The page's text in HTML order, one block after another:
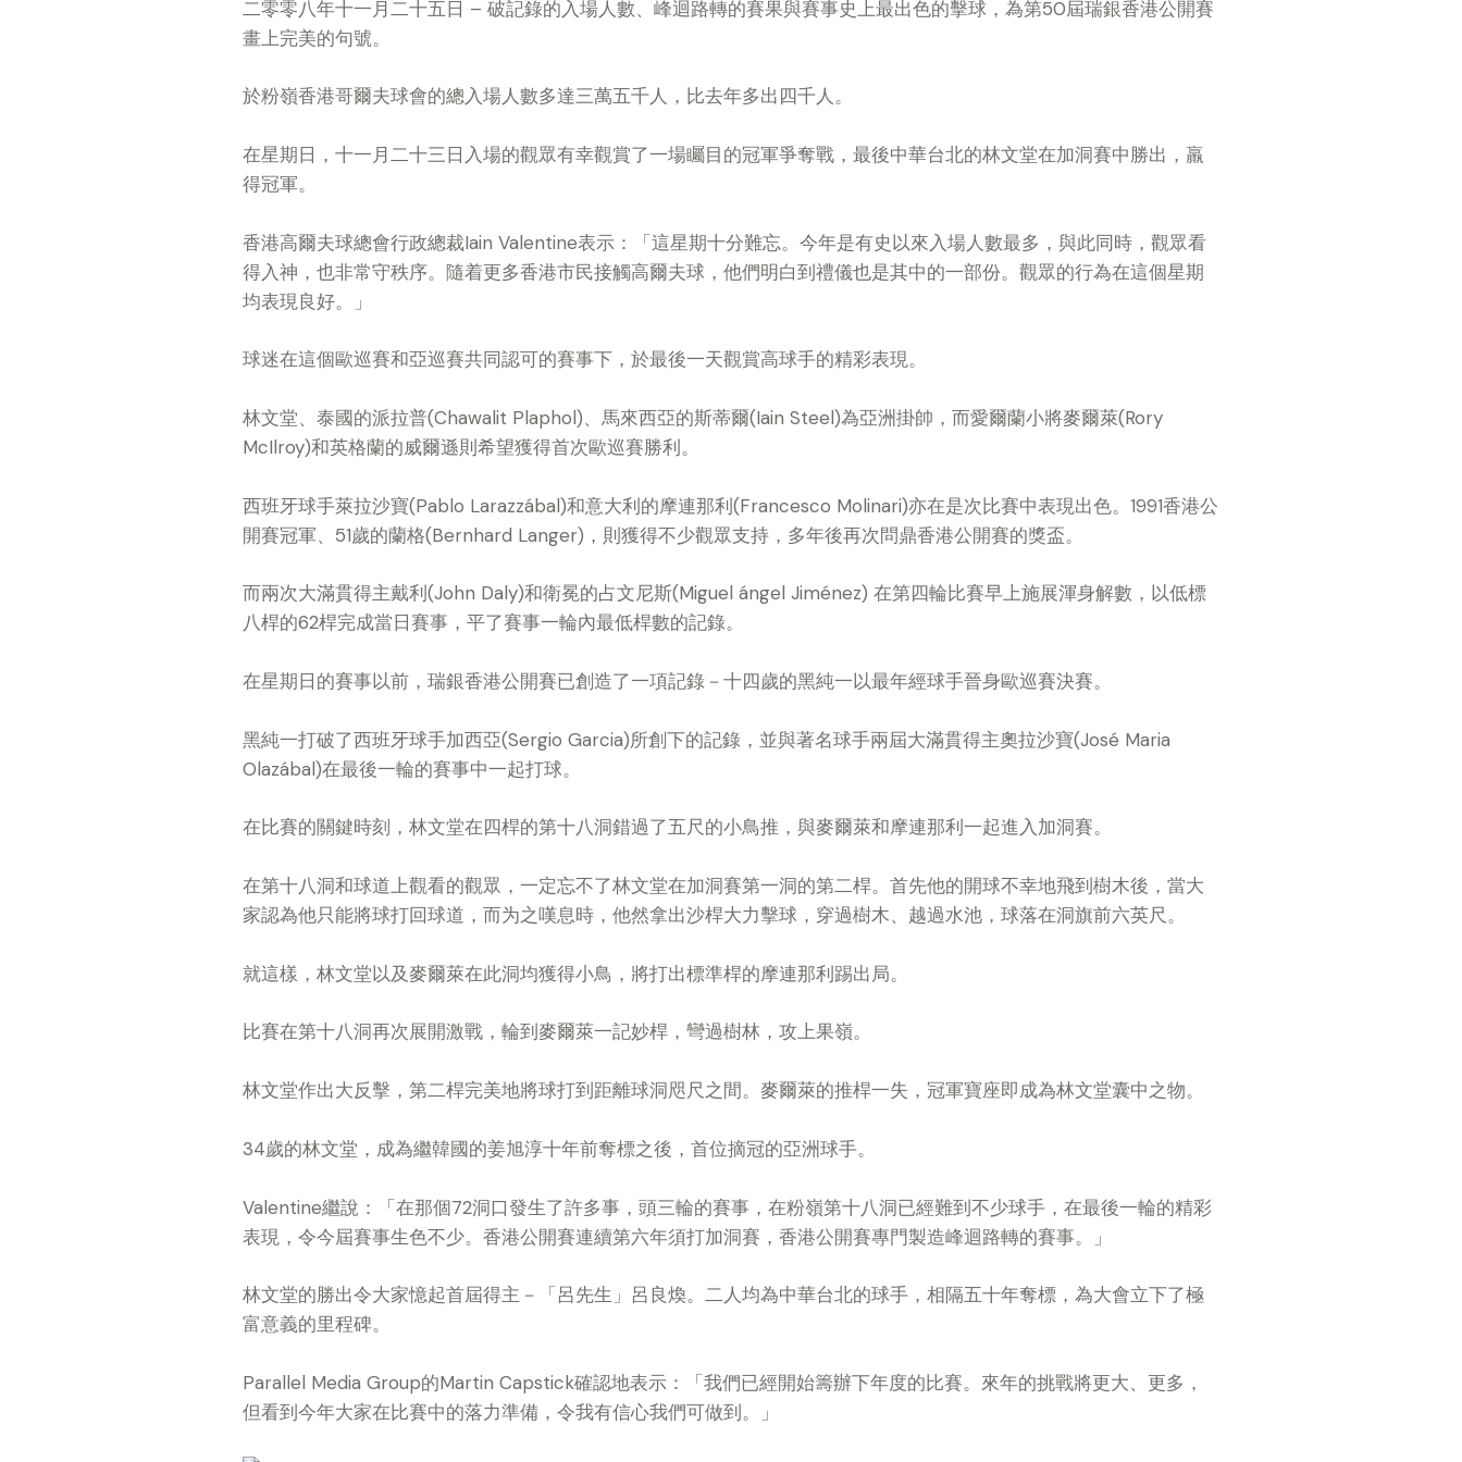
二零零八年十一月二十五日 – 破記錄的入場人數、峰迴路轉的賽果與賽事史上最出色的擊球，為第50屆瑞銀香港公開賽
畫上完美的句號。
於粉嶺香港哥爾夫球會的總入場人數多達三萬五千人，比去年多出四千人。
在星期日，十一月二十三日入場的觀眾有幸觀賞了一場矚目的冠軍爭奪戰，最後中華台北的林文堂在加洞賽中勝出，羸
得冠軍。
香港高爾夫球總會行政總裁Iain Valentine表示：「這星期十分難忘。今年是有史以來入場人數最多，與此同時，觀眾看
得入神，也非常守秩序。隨着更多香港市民接觸高爾夫球，他們明白到禮儀也是其中的一部份。觀眾的行為在這個星期
均表現良好。」
球迷在這個歐巡賽和亞巡賽共同認可的賽事下，於最後一天觀賞高球手的精彩表現。
林文堂、泰國的派拉普(Chawalit Plaphol)、馬來西亞的斯蒂爾(Iain Steel)為亞洲掛帥，而愛爾蘭小將麥爾萊(Rory
McIlroy)和英格蘭的威爾遜則希望獲得首次歐巡賽勝利。
西班牙球手萊拉沙寶(Pablo Larazzábal)和意大利的摩連那利(Francesco Molinari)亦在是次比賽中表現出色。1991香港公
開賽冠軍、51歲的蘭格(Bernhard Langer)，則獲得不少觀眾支持，多年後再次問鼎香港公開賽的獎盃。
而兩次大滿貫得主戴利(John Daly)和衛冕的占文尼斯(Miguel ángel Jiménez) 在第四輪比賽早上施展渾身解數，以低標
八桿的62桿完成當日賽事，平了賽事一輪內最低桿數的記錄。
在星期日的賽事以前，瑞銀香港公開賽已創造了一項記錄－十四歲的黑純一以最年經球手晉身歐巡賽決賽。
黑純一打破了西班牙球手加西亞(Sergio Garcia)所創下的記錄，並與著名球手兩屆大滿貫得主奧拉沙寶(José Maria
Olazábal)在最後一輪的賽事中一起打球。
在比賽的關鍵時刻，林文堂在四桿的第十八洞錯過了五尺的小鳥推，與麥爾萊和摩連那利一起進入加洞賽。
在第十八洞和球道上觀看的觀眾，一定忘不了林文堂在加洞賽第一洞的第二桿。首先他的開球不幸地飛到樹木後，當大
家認為他只能將球打回球道，而为之嘆息時，他然拿出沙桿大力擊球，穿過樹木、越過水池，球落在洞旗前六英尺。
就這樣，林文堂以及麥爾萊在此洞均獲得小鳥，將打出標準桿的摩連那利踢出局。
比賽在第十八洞再次展開激戰，輪到麥爾萊一記妙桿，彎過樹林，攻上果嶺。
林文堂作出大反擊，第二桿完美地將球打到距離球洞咫尺之間。麥爾萊的推桿一失，冠軍寶座即成為林文堂囊中之物。
34歲的林文堂，成為繼韓國的姜旭淳十年前奪標之後，首位摘冠的亞洲球手。
Valentine繼說：「在那個72洞口發生了許多事，頭三輪的賽事，在粉嶺第十八洞已經難到不少球手，在最後一輪的精彩
表現，令今屆賽事生色不少。香港公開賽連續第六年須打加洞賽，香港公開賽專門製造峰迴路轉的賽事。」
林文堂的勝出令大家憶起首屆得主－「呂先生」呂良煥。二人均為中華台北的球手，相隔五十年奪標，為大會立下了極
富意義的里程碑。
Parallel Media Group的Martin Capstick確認地表示：「我們已經開始籌辦下年度的比賽。來年的挑戰將更大、更多，
但看到今年大家在比賽中的落力準備，令我有信心我們可做到。」